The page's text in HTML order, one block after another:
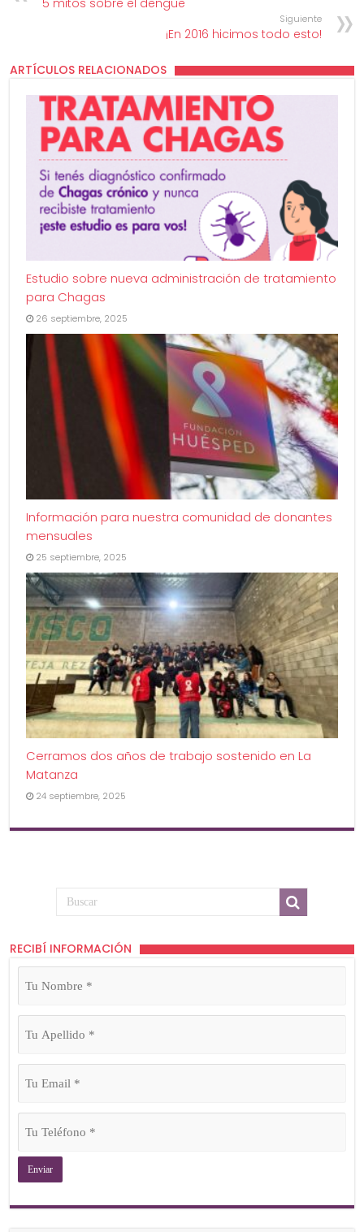
Siguiente
¡En 2016 hicimos todo esto!
ARTÍCULOS RELACIONADOS
Estudio sobre nueva administración de tratamiento
para Chagas
26 septiembre, 2025
Información para nuestra comunidad de donantes
mensuales
25 septiembre, 2025
Cerramos dos años de trabajo sostenido en La
Matanza
24 septiembre, 2025
RECIBÍ INFORMACIÓN
Nombre
Apellido
Email
Teléfono